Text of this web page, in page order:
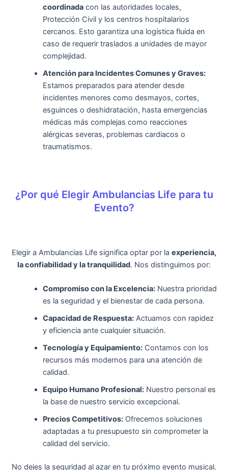
coordinadacon las autoridades locales,
Protección Civil y los centros hospitalarios
cercanos. Esto garantiza una logística fluida en
caso de requerir traslados a unidades de mayor
complejidad.
Atención para Incidentes Comunes y Graves:
Estamos preparados para atender desde
incidentes menores como desmayos, cortes,
esguinces o deshidratación, hasta emergencias
médicas más complejas como reacciones
alérgicas severas, problemas cardiacos o
traumatismos.
¿Por qué Elegir Ambulancias Life para tu
Evento?
Elegir a Ambulancias Life significa optar por la experiencia,
la confiabilidad y la tranquilidad. Nos distinguimos por:
Compromiso con la Excelencia:Nuestra prioridad
es la seguridad y el bienestar de cada persona.
Capacidad de Respuesta:Actuamos con rapidez
y eficiencia ante cualquier situación.
Tecnología y Equipamiento:Contamos con los
recursos más modernos para una atención de
calidad.
Equipo Humano Profesional:Nuestro personal es
la base de nuestro servicio excepcional.
Precios Competitivos:Ofrecemos soluciones
adaptadas a tu presupuesto sin comprometer la
calidad del servicio.
No dejes la seguridad al azar en tu próximo evento musical.